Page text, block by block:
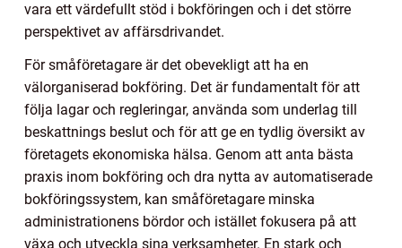
vara ett värdefullt stöd i bokföringen och i det större
perspektivet av affärsdrivandet.
För småföretagare är det obevekligt att ha en
välorganiserad bokföring. Det är fundamentalt för att
följa lagar och regleringar, använda som underlag till
beskattnings beslut och för att ge en tydlig översikt av
företagets ekonomiska hälsa. Genom att anta bästa
praxis inom bokföring och dra nytta av automatiserade
bokföringssystem, kan småföretagare minska
administrationens bördor och istället fokusera på att
växa och utveckla sina verksamheter. En stark och